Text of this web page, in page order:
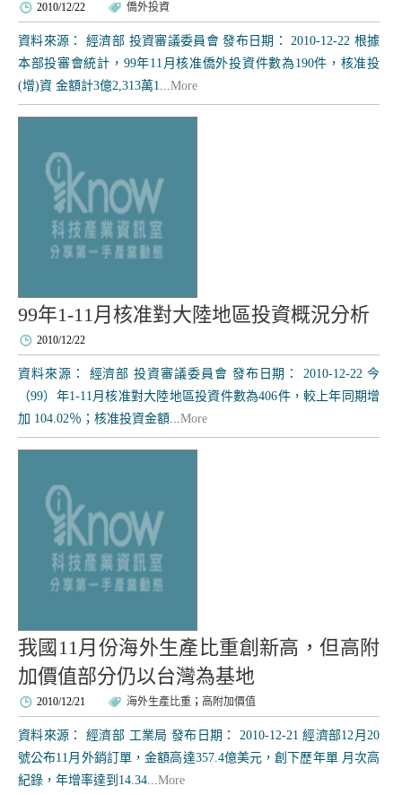
2010/12/22 僑外投資
資料來源： 經濟部 投資審議委員會 發布日期： 2010-12-22 根據
本部投審會統計，99年11月核准僑外投資件數為190件，核准投
(增)資 金額計3億2,313萬1...More
99年1-11月核准對大陸地區投資概況分析
2010/12/22
資料來源： 經濟部 投資審議委員會 發布日期： 2010-12-22 今
（99）年1-11月核准對大陸地區投資件數為406件，較上年同期增
加 104.02％；核准投資金額...More
我國11月份海外生產比重創新高，但高附
加價值部分仍以台灣為基地
2010/12/21 海外生產比重 ； 高附加價值
資料來源： 經濟部 工業局 發布日期： 2010-12-21 經濟部12月20
號公布11月外銷訂單，金額高達357.4億美元，創下歷年單 月次高
紀錄，年增率達到14.34...More